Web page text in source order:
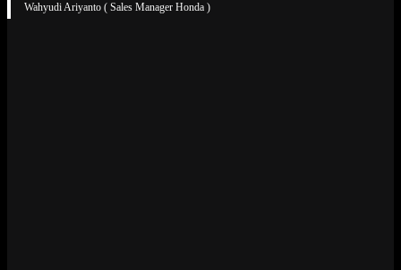
Wahyudi Ariyanto ( Sales Manager Honda )